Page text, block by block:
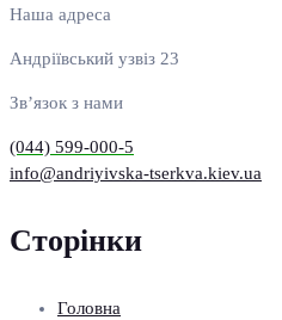
Наша адреса
Андріївський узвіз 23
Зв’язок з нами
(044) 599-000-5
info@andriyivska-tserkva.kiev.ua
Сторінки
Головна